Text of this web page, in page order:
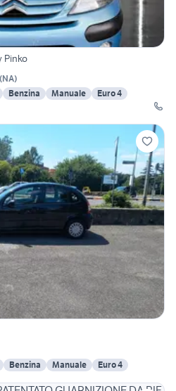
Pinko
(NA)
Benzina Manuale
Euro 4
Benzina Manuale
Euro 4